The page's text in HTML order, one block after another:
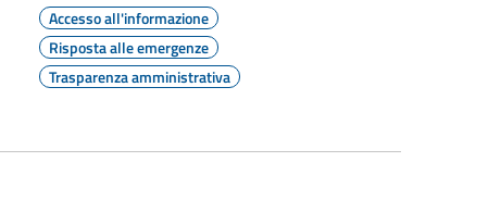
Accesso all'informazione
Risposta alle emergenze
Trasparenza amministrativa